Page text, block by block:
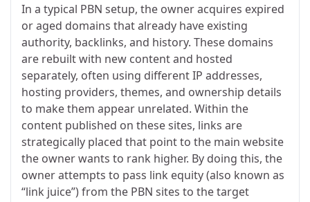
In a typical PBN setup, the owner acquires expired
or aged domains that already have existing
authority, backlinks, and history. These domains
are rebuilt with new content and hosted
separately, often using different IP addresses,
hosting providers, themes, and ownership details
to make them appear unrelated. Within the
content published on these sites, links are
strategically placed that point to the main website
the owner wants to rank higher. By doing this, the
owner attempts to pass link equity (also known as
“link juice”) from the PBN sites to the target